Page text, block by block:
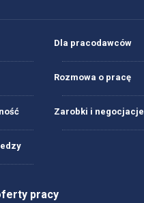
Dla pracodawców
Rozmowa o pracę
Zarobki i negocjacje
pracy